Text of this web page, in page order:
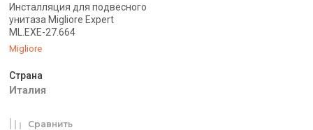
Инсталляция для подвесного
унитаза Migliore Expert
ML.EXE-27.664
Migliore
Страна
Италия
Сравнить